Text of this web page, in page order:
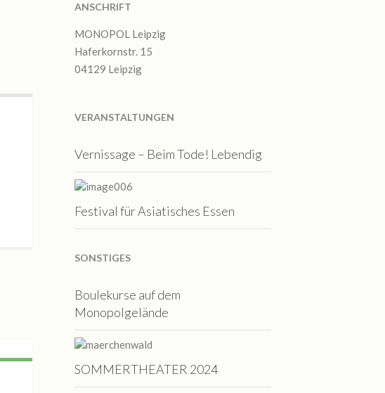
ANSCHRIFT
MONOPOL Leipzig
Haferkornstr. 15
04129 Leipzig
VERANSTALTUNGEN
Vernissage – Beim Tode! Lebendig
Festival für Asiatisches Essen
SONSTIGES
Boulekurse auf dem
Monopolgelände
SOMMERTHEATER 2024